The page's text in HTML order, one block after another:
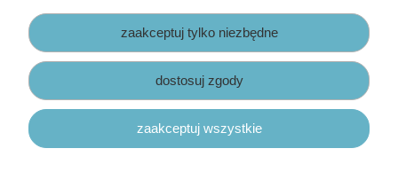
Zapisy prawne
zaakceptuj tylko niezbędne
dostosuj zgody
zaakceptuj wszystkie